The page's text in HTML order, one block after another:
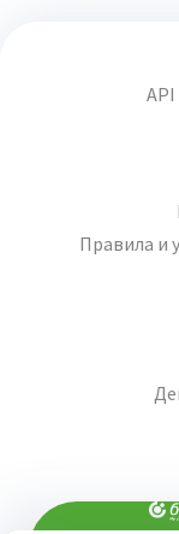
Правила и